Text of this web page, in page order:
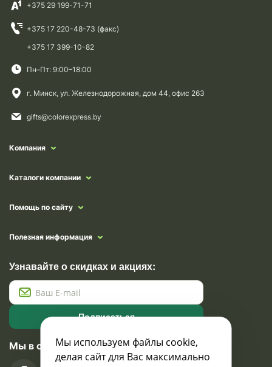
+375 29 199-71-71
+375 17 220-48-73 (факс)
+375 17 399-10-82
Пн–Пт: 9:00–18:00
г. Минск, ул. Железнодорожная, дом 44, офис 263
gifts@colorexpress.by
Компания
Каталоги компании
Помощь по сайту
Полезная информация
Узнавайте о скидках и акциях:
Подписаться
Мы в социальных сетях
Мы используем файлы cookie,
делая сайт для Вас максимально